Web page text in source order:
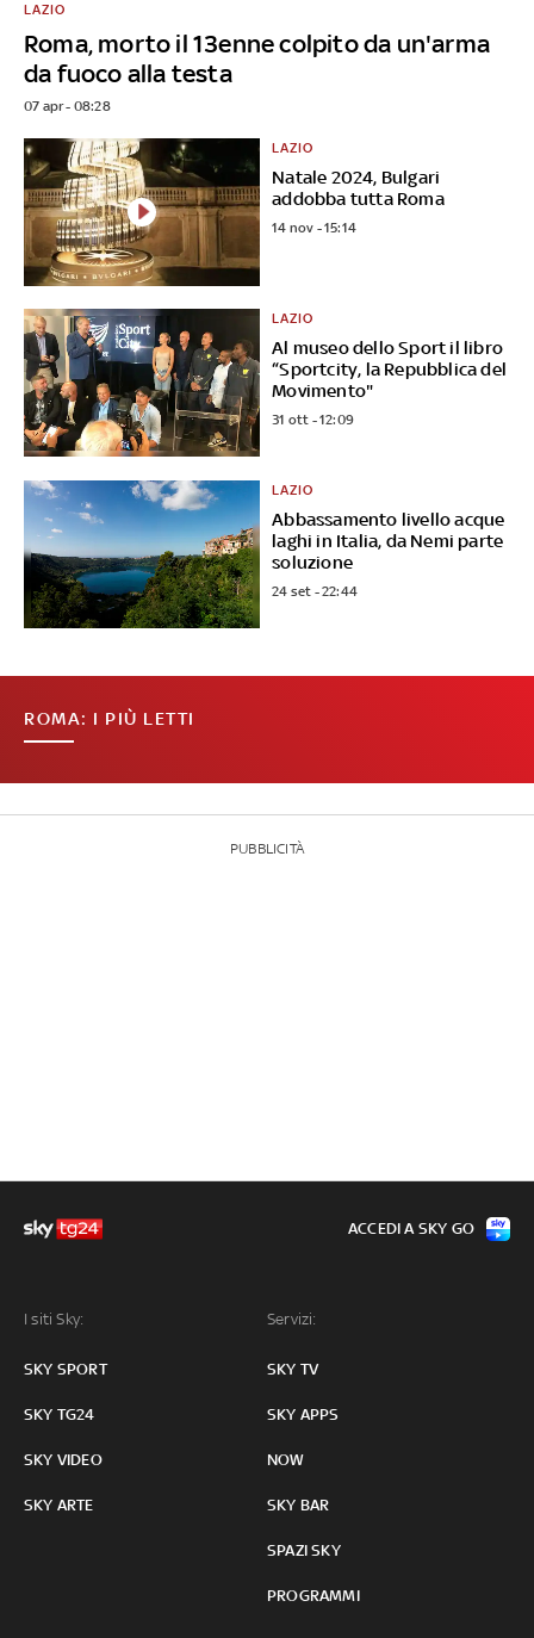
Roma, morto il 13enne colpito da un'arma
da fuoco alla testa
LAZIO
07 apr - 08:28
Natale 2024, Bulgari
addobba tutta Roma
LAZIO
14 nov - 15:14
Al museo dello Sport il libro
“Sportcity, la Repubblica del
Movimento"
LAZIO
31 ott - 12:09
Abbassamento livello acque
laghi in Italia, da Nemi parte
soluzione
LAZIO
24 set - 22:44
ROMA: I PIÙ LETTI
PUBBLICITÀ
I siti Sky:
SKY SPORT
SKY TG24
SKY VIDEO
SKY ARTE
Servizi:
SKY TV
SKY APPS
NOW
SKY BAR
SPAZI SKY
PROGRAMMI
ACCEDI A SKY GO